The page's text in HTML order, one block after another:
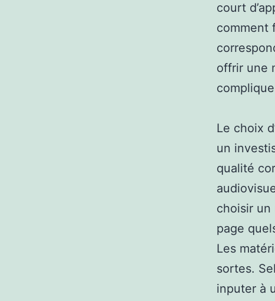
court
comment
offrir une
Le choix
un
qualité
choisir un
page
Les
sortes.
inputer à